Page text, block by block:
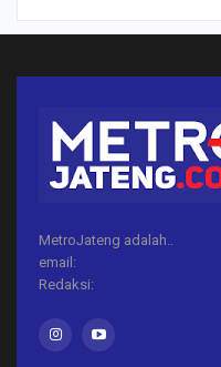
MetroJateng adalah..
email:
Redaksi: